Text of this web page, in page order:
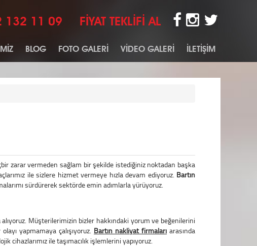
132 11 09 FİYAT TEKLİFİ AL
BLOG FOTO GALERİ VİDEO GALERİ İLETİŞİM
zarar vermeden sağlam bir şekilde istediğiniz noktadan başka
ile sizlere hizmet vermeye hızla devam ediyoruz. Bartın
sürdürerek sektörde emin adımlarla yürüyoruz.
Müşterilerimizin bizler hakkındaki yorum ve beğenilerini
yapmamaya çalışıyoruz. Bartın nakliyat firmaları arasında
cihazlarımız ile taşımacılık işlemlerini yapıyoruz.